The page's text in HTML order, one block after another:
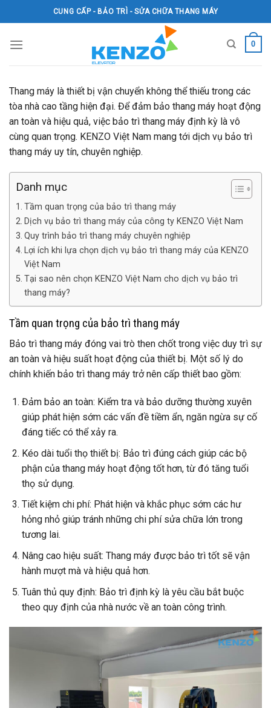
to
CUNG CẤP - BẢO TRÌ - SỬA CHỮA THANG MÁY
0
Thang máy là thiết bị vận chuyển không thể thiếu trong các
tòa nhà cao tầng hiện đại. Để đảm bảo thang máy hoạt động
an toàn và hiệu quả, việc bảo trì thang máy định kỳ là vô
cùng quan trọng. KENZO Việt Nam mang tới dịch vụ bảo trì
thang máy uy tín, chuyên nghiệp.
Danh mục
Tầm quan trọng của bảo trì thang máy
Dịch vụ bảo trì thang máy của công ty KENZO Việt Nam
Quy trình bảo trì thang máy chuyên nghiệp
Lợi ích khi lựa chọn dịch vụ bảo trì thang máy của KENZO
Việt Nam
Tại sao nên chọn KENZO Việt Nam cho dịch vụ bảo trì
thang máy?
Tầm quan trọng của bảo trì thang máy
Bảo trì thang máy đóng vai trò then chốt trong việc duy trì sự
an toàn và hiệu suất hoạt động của thiết bị. Một số lý do
chính khiến bảo trì thang máy trở nên cấp thiết bao gồm:
Đảm bảo an toàn: Kiểm tra và bảo dưỡng thường xuyên
giúp phát hiện sớm các vấn đề tiềm ẩn, ngăn ngừa sự cố
đáng tiếc có thể xảy ra.
Kéo dài tuổi thọ thiết bị: Bảo trì đúng cách giúp các bộ
phận của thang máy hoạt động tốt hơn, từ đó tăng tuổi
thọ sử dụng.
Tiết kiệm chi phí: Phát hiện và khắc phục sớm các hư
hỏng nhỏ giúp tránh những chi phí sửa chữa lớn trong
tương lai.
Nâng cao hiệu suất: Thang máy được bảo trì tốt sẽ vận
hành mượt mà và hiệu quả hơn.
Tuân thủ quy định: Bảo trì định kỳ là yêu cầu bắt buộc
theo quy định của nhà nước về an toàn công trình.